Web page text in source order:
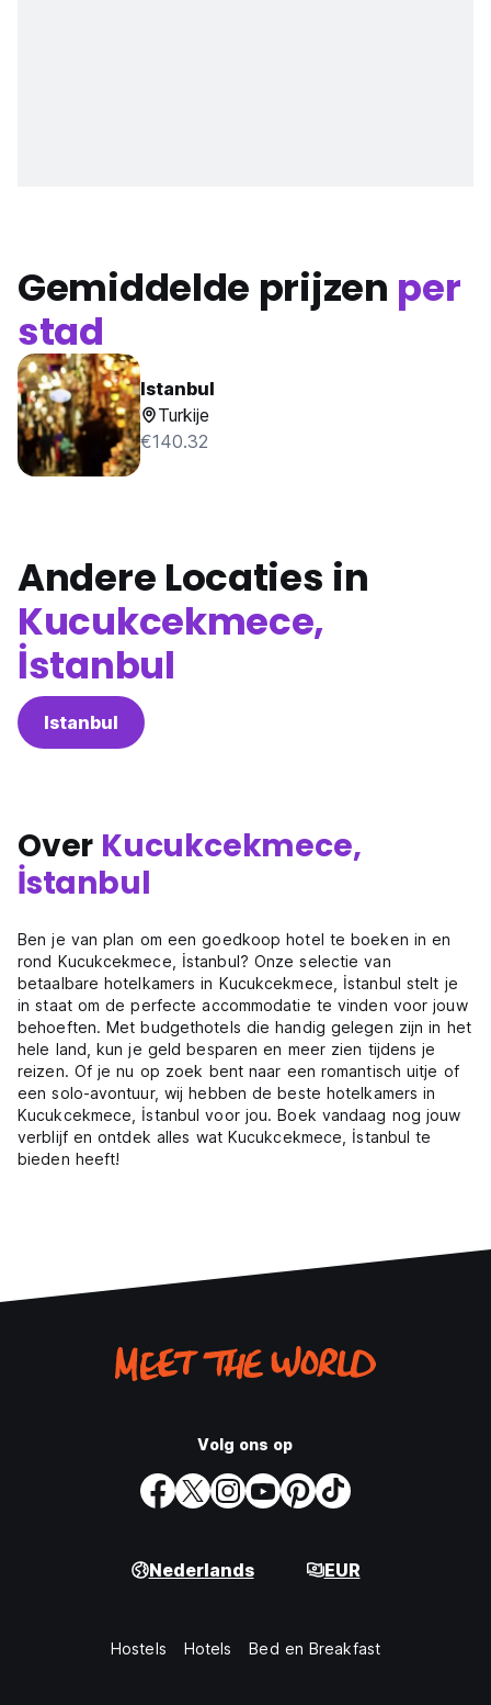
Gemiddelde prijzen per
stad
Istanbul
Turkije
€140.32
Andere Locaties in
Kucukcekmece,
İstanbul
Istanbul
Over Kucukcekmece,
İstanbul
Ben je van plan om een goedkoop hotel te boeken in en
rond Kucukcekmece, İstanbul? Onze selectie van
betaalbare hotelkamers in Kucukcekmece, İstanbul stelt je
in staat om de perfecte accommodatie te vinden voor jouw
behoeften. Met budgethotels die handig gelegen zijn in het
hele land, kun je geld besparen en meer zien tijdens je
reizen. Of je nu op zoek bent naar een romantisch uitje of
een solo-avontuur, wij hebben de beste hotelkamers in
Kucukcekmece, İstanbul voor jou. Boek vandaag nog jouw
verblijf en ontdek alles wat Kucukcekmece, İstanbul te
bieden heeft!
Volg ons op
Nederlands EUR
Hostels Hotels Bed en Breakfast